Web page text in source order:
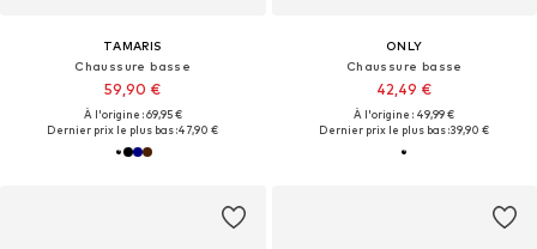
TAMARIS
Chaussure basse
59,90 €
À l'origine : 69,95 €
Dernier prix le plus bas :47,90 €
ONLY
Chaussure basse
42,49 €
À l'origine : 49,99 €
Dernier prix le plus bas :39,90 €